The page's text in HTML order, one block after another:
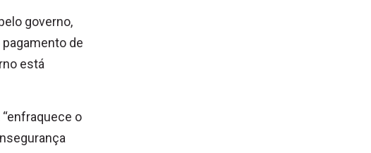
governo,
de
está
“enfraquece o